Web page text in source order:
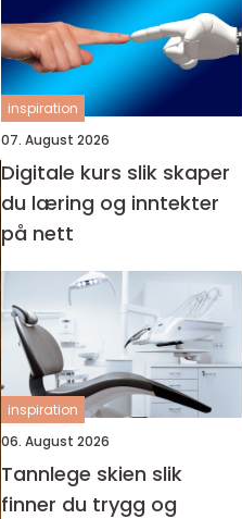
inspiration
07. August 2026
Digitale kurs slik skaper
du læring og inntekter
på nett
inspiration
06. August 2026
Tannlege skien slik
finner du trygg og